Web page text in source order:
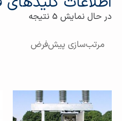
در حال نمایش 5 نتیجه